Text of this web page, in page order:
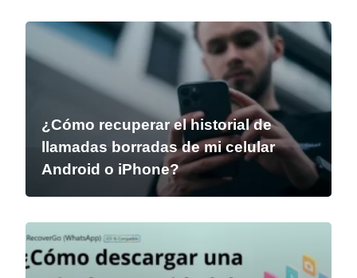
¿Cómo recuperar el historial de
llamadas borradas de mi celular
Android o iPhone?